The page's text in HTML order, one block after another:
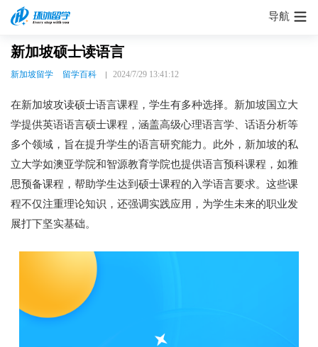
导航
新加坡硕士读语言
新加坡留学 留学百科 2024/7/29 13:41:12
在新加坡攻读硕士语言课程，学生有多种选择。新加坡国立大
学提供英语语言硕士课程，涵盖高级心理语言学、话语分析等
多个领域，旨在提升学生的语言研究能力。此外，新加坡的私
立大学如澳亚学院和智源教育学院也提供语言预科课程，如雅
思预备课程，帮助学生达到硕士课程的入学语言要求。这些课
程不仅注重理论知识，还强调实践应用，为学生未来的职业发
展打下坚实基础。